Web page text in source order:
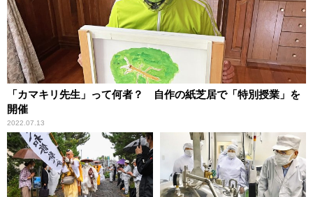
「カマキリ先生」って何者？ 自作の紙芝居で「特別授業」を
開催
2022.07.13